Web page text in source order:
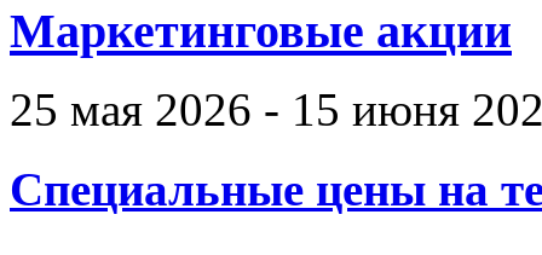
Маркетинговые акции
25 мая 2026 - 15 июня
Специальные цены на